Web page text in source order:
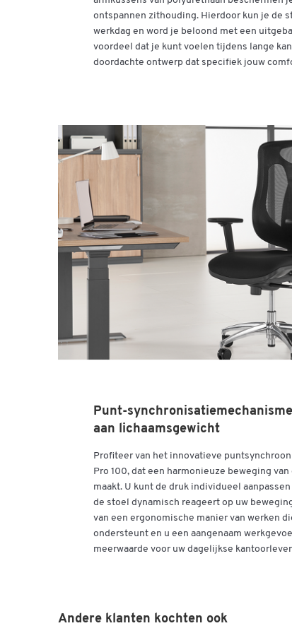
ontspannen zithouding. Hierdoor kun je de
werkdag en word je beloond met een
voordeel dat je kunt voelen tijdens lange
doordachte ontwerp dat specifiek jouw
Punt-
aan lichaamsgewicht
Profiteer van het innovatieve
Pro 100, dat een harmonieuze beweging
maakt. U kunt de druk individueel
de stoel dynamisch reageert op uw
van een ergonomische manier van werken
ondersteunt en u een aangenaam
meerwaarde voor uw dagelijkse
Andere klanten kochten ook